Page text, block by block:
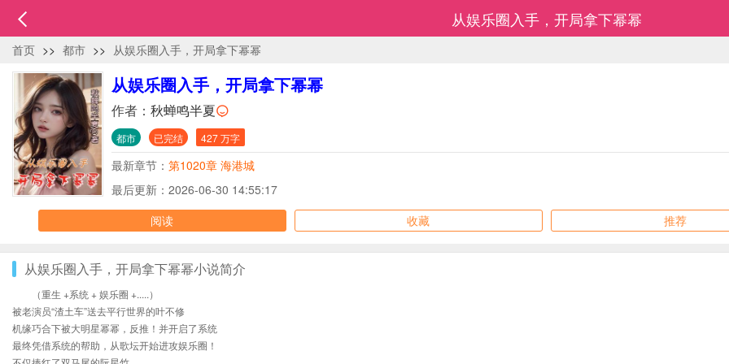
从娱乐圈入手，开局拿下幂幂
首页 >> 都市 >> 从娱乐圈入手，开局拿下幂幂
从娱乐圈入手，开局拿下幂幂
作者： 秋蝉鸣半夏
都市 已完结 427 万字
最新章节： 第1020章 海港城
最后更新：2026-06-30 14:55:17
阅读
收藏 推荐
从娱乐圈入手，开局拿下幂幂小说简介
（重生 +系统 + 娱乐圈 +.....）
被老演员“渣土车”送去平行世界的叶不修
机缘巧合下被大明星幂幂，反推！并开启了系统
最终凭借系统的帮助，从歌坛开始进攻娱乐圈！